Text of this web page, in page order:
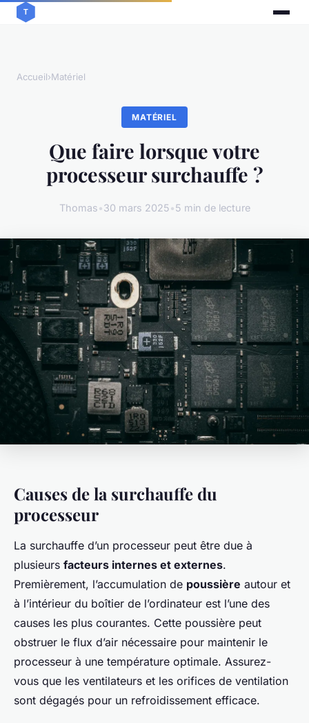
Accueil›Matériel
MATÉRIEL
Que faire lorsque votre
processeur surchauffe ?
Thomas•30 mars 2025•5 min de lecture
Causes de la surchauffe du
processeur
La surchauffe d’un processeur peut être due à
plusieurs facteurs internes et externes.
Premièrement, l’accumulation de poussière autour et
à l’intérieur du boîtier de l’ordinateur est l’une des
causes les plus courantes. Cette poussière peut
obstruer le flux d’air nécessaire pour maintenir le
processeur à une température optimale. Assurez-
vous que les ventilateurs et les orifices de ventilation
sont dégagés pour un refroidissement efficace.